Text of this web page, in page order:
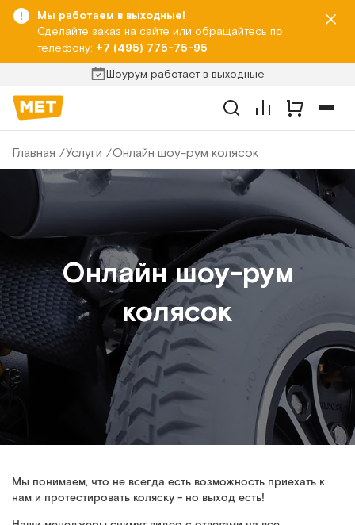
Мы работаем в выходные!
Сделайте заказ на сайте или обращайтесь по
телефону: +7 (495) 775-75-95
Шоурум работает в выходные
Главная Услуги Онлайн шоу-рум колясок
Онлайн шоу-рум
колясок
Мы понимаем, что не всегда есть возможность приехать к
нам и протестировать коляску - но выход есть!